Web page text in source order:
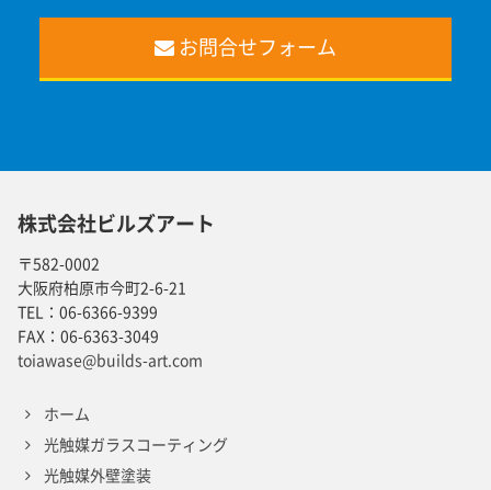
お問合せフォーム
株式会社ビルズアート
〒582-0002
大阪府柏原市今町2-6-21
TEL： 06-6366-9399
FAX： 06-6363-3049
toiawase@builds-art.com
ホーム
光触媒ガラスコーティング
光触媒外壁塗装